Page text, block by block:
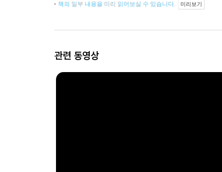
책의 일부 내용을 미리 읽어보실 수 있습니다. 미리보기
관련 동영상